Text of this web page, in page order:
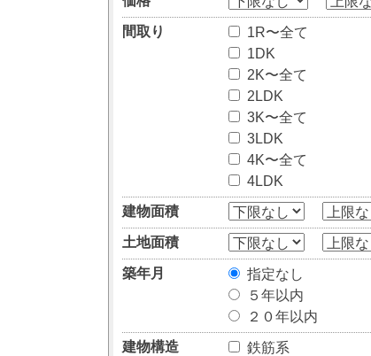
間取り 1R〜全て
1DK
2K〜全て
2LDK
3K〜全て
3LDK
4K〜全て
4LDK
建物面積
土地面積
築年月 指定なし
５年以内
２０年以内
建物構造
鉄筋系